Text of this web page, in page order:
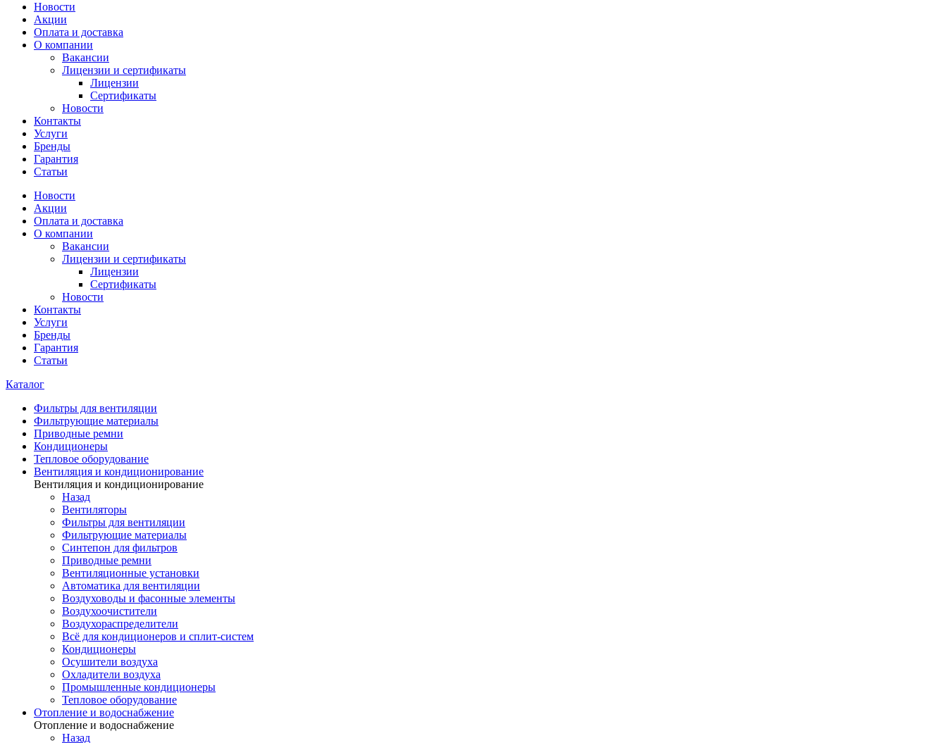
Новости
Акции
Оплата и доставка
О компании
Вакансии
Лицензии и сертификаты
Лицензии
Сертификаты
Новости
Контакты
Услуги
Бренды
Гарантия
Статьи
Новости
Акции
Оплата и доставка
О компании
Вакансии
Лицензии и сертификаты
Лицензии
Сертификаты
Новости
Контакты
Услуги
Бренды
Гарантия
Статьи
Каталог
Фильтры для вентиляции
Фильтрующие материалы
Приводные ремни
Кондиционеры
Тепловое оборудование
Вентиляция и кондиционирование
Вентиляция и кондиционирование
Назад
Вентиляторы
Фильтры для вентиляции
Фильтрующие материалы
Синтепон для фильтров
Приводные ремни
Вентиляционные установки
Автоматика для вентиляции
Воздуховоды и фасонные элементы
Воздухоочистители
Воздухораспределители
Всё для кондиционеров и сплит-систем
Кондиционеры
Осушители воздуха
Охладители воздуха
Промышленные кондиционеры
Тепловое оборудование
Отопление и водоснабжение
Отопление и водоснабжение
Назад